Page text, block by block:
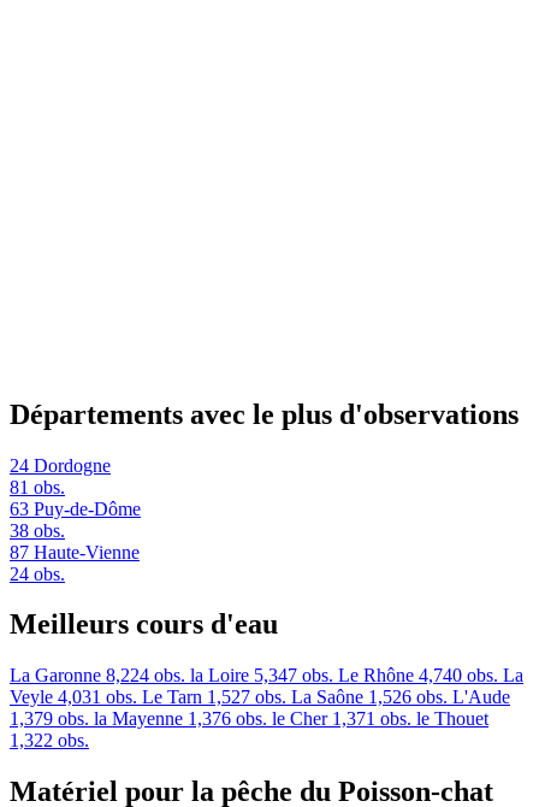
Départements avec le plus d'observations
24 Dordogne
81 obs.
63 Puy-de-Dôme
38 obs.
87 Haute-Vienne
24 obs.
Meilleurs cours d'eau
La Garonne 8,224 obs. la Loire 5,347 obs. Le Rhône 4,740 obs. La
Veyle 4,031 obs. Le Tarn 1,527 obs. La Saône 1,526 obs. L'Aude
1,379 obs. la Mayenne 1,376 obs. le Cher 1,371 obs. le Thouet
1,322 obs.
Matériel pour la pêche du Poisson-chat